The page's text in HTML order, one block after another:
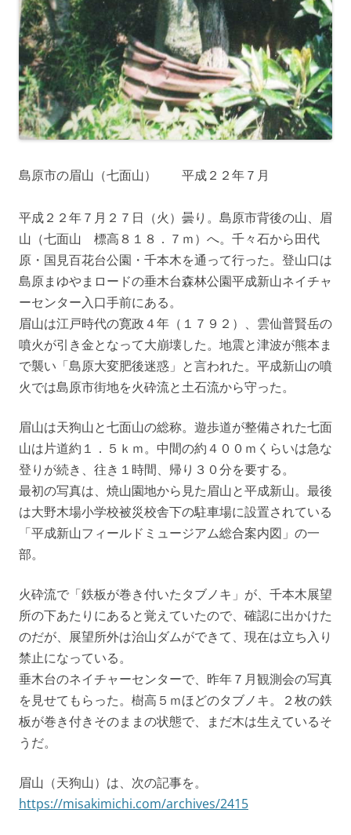
島原市の眉山（七面山） 平成２２年７月
平成２２年７月２７日（火）曇り。島原市背後の山、眉
山（七面山 標高８１８．７ｍ）へ。千々石から田代
原・国見百花台公園・千本木を通って行った。登山口は
島原まゆやまロードの垂木台森林公園平成新山ネイチャ
ーセンター入口手前にある。
眉山は江戸時代の寛政４年（１７９２）、雲仙普賢岳の
噴火が引き金となって大崩壊した。地震と津波が熊本ま
で襲い「島原大変肥後迷惑」と言われた。平成新山の噴
火では島原市街地を火砕流と土石流から守った。
眉山は天狗山と七面山の総称。遊歩道が整備された七面
山は片道約１．５ｋｍ。中間の約４００ｍくらいは急な
登りが続き、往き１時間、帰り３０分を要する。
最初の写真は、焼山園地から見た眉山と平成新山。最後
は大野木場小学校被災校舎下の駐車場に設置されている
「平成新山フィールドミュージアム総合案内図」の一
部。
火砕流で「鉄板が巻き付いたタブノキ」が、千本木展望
所の下あたりにあると覚えていたので、確認に出かけた
のだが、展望所外は治山ダムができて、現在は立ち入り
禁止になっている。
垂木台のネイチャーセンターで、昨年７月観測会の写真
を見せてもらった。樹高５ｍほどのタブノキ。２枚の鉄
板が巻き付きそのままの状態で、まだ木は生えているそ
うだ。
眉山（天狗山）は、次の記事を。
https://misakimichi.com/archives/2415